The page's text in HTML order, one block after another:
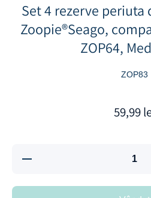
Set 4 rezerve
Zoopie®Seago,
ZOP64,
ZOP83
59,99